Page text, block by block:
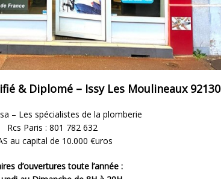
& Diplomé – Issy Les Moulineaux 92130
– Les spécialistes de la plomberie
Rcs Paris : 801 782 632
au capital de 10.000 €uros
d’ouvertures toute l’année :